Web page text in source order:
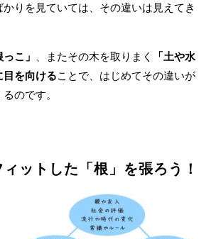
かりを見ていては、その違いは見えてき
っこ」 、またその木を取りまく
「土や水
目を向けることで、はじめてその違いが
のです。
ットした「根」を張ろう！